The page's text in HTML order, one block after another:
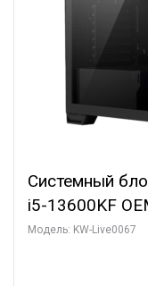
Системный
i5-13600KF
7, C14 8EC/
Модель: KW-Live0067